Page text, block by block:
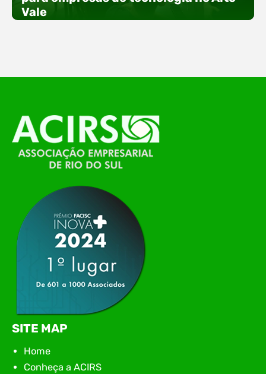
especial voltada à tecnologia, inovação e
empreendedorismo. Durante os três dias de
Vale
O Polo ACATE-ACIRS, por meio do NIAVI – Núcleo
de Tecnologia da Informação do Alto Vale do
Itajaí, realizou, no dia 21 de julho, o evento
Conexão Tech NIAVI, reunindo empresas de
tecnologia da região para uma noite de
apresentação de novas iniciativas para o setor. O
encontro aconteceu em Rio…
SITE MAP
Home
Conheça a ACIRS